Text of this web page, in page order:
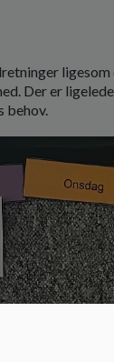
Der er
behov.